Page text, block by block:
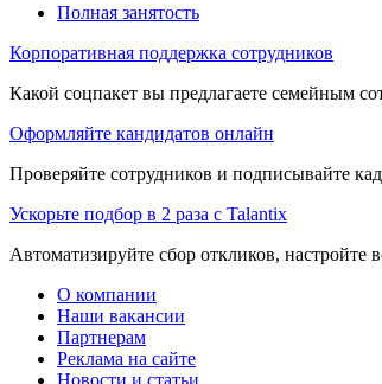
Полная занятость
Корпоративная поддержка сотрудников
Какой соцпакет вы предлагаете семейным
Оформляйте кандидатов онлайн
Проверяйте сотрудников и подписывайте
Ускорьте подбор в 2 раза с Talantix
Автоматизируйте сбор откликов, настройте
О компании
Наши вакансии
Партнерам
Реклама на сайте
Новости и статьи